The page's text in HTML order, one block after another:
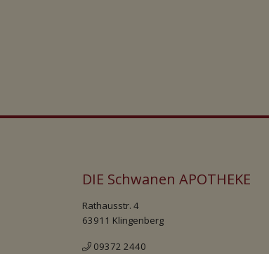
DIE Schwanen APOTHEKE
Rathausstr. 4
63911 Klingenberg
09372 2440